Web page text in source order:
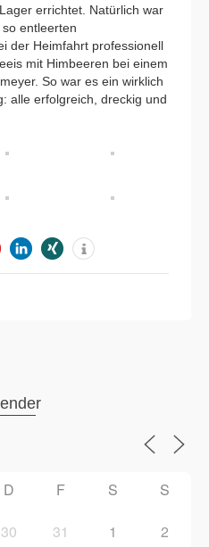
errichtet. Natürlich war
entleerten
der Heimfahrt professionell
mit Himbeeren bei einem
So war es ein wirklich
alle erfolgreich, dreckig und
D F S S
30 31 1 2